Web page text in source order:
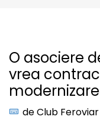
O asociere
vrea
deClub Feroviar